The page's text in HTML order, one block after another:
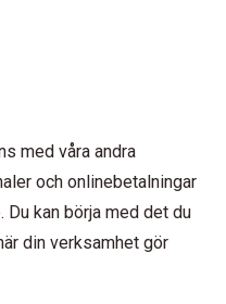
med våra andra
och onlinebetalningar
kan börja med det du
din verksamhet gör